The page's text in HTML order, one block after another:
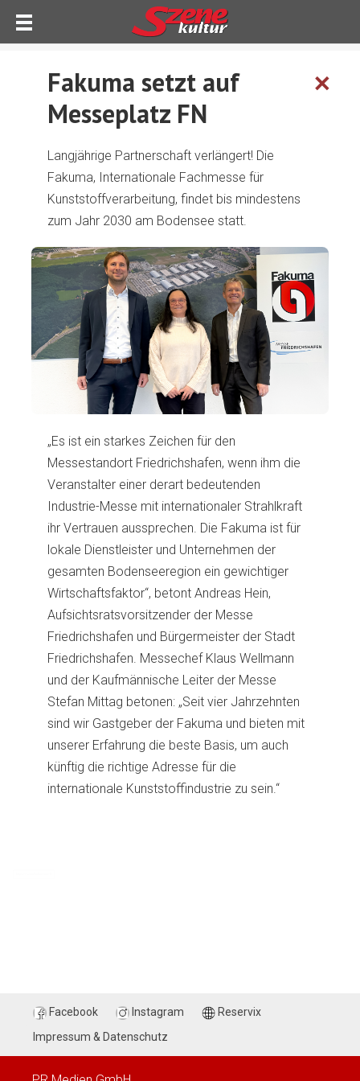
✕
Fakuma setzt auf
Messeplatz FN
Langjährige Partnerschaft verlängert! Die
Fakuma, Internationale Fachmesse für
Kunststoffverarbeitung, findet bis mindestens
zum Jahr 2030 am Bodensee statt.
„Es ist ein starkes Zeichen für den
Messestandort Friedrichshafen, wenn ihm die
Veranstalter einer derart bedeutenden
Industrie-Messe mit internationaler Strahlkraft
ihr Vertrauen aussprechen. Die Fakuma ist für
lokale Dienstleister und Unternehmen der
gesamten Bodenseeregion ein gewichtiger
Wirtschaftsfaktor“, betont Andreas Hein,
Aufsichtsratsvorsitzender der Messe
Friedrichshafen und Bürgermeister der Stadt
Friedrichshafen. Messechef Klaus Wellmann
und der Kaufmännische Leiter der Messe
Stefan Mittag betonen: „Seit vier Jahrzehnten
sind wir Gastgeber der Fakuma und bieten mit
unserer Erfahrung die beste Basis, um auch
künftig die richtige Adresse für die
internationale Kunststoffindustrie zu sein.“
Facebook Instagram
Reservix
Impressum & Datenschutz